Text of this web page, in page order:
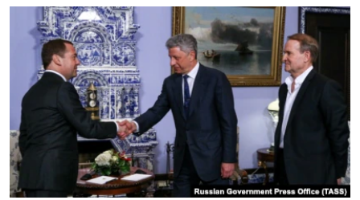
УКРАЇНА
СВІТ
СХЕМИ
КИТАЙ.ВИКЛИКИ
МУЛЬТИМЕДІА
ФОТО
СПЕЦПРОЄКТИ
ПОДКАСТИ